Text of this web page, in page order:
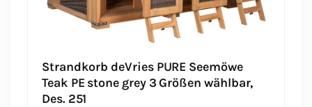
Strandkorb deVries PURE Seemöwe
Teak PE stone grey 3 Größen wählbar,
Des. 251